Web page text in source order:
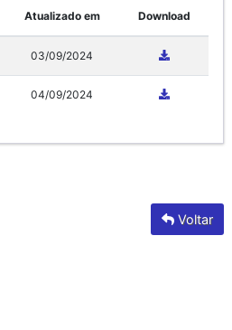
Atualizado em Download
03/09/2024
04/09/2024
Voltar